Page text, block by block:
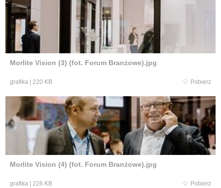
Morlite Vision (3) (fot. Forum Branżowe).jpg
grafika 220 KB Pobierz
Morlite Vision (4) (fot. Forum Branżowe).jpg
grafika 226 KB Pobierz